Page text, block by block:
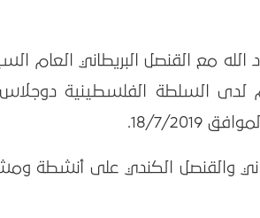
مع القنصل البريطاني العام
لدى السلطة الفلسطينية
7/2019.
والقنصل الكندي على أنشطة